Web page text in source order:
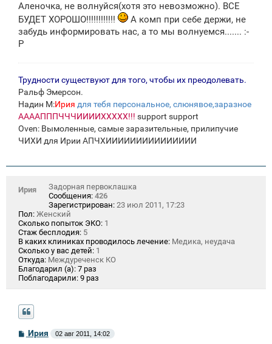
б
щ
е
н
Аленочка, не волнуйся(хотя это невозможно). ВСЕ
БУДЕТ ХОРОШО!!!!!!!!!!!!
А комп при себе держи, не
забудь информировать нас, а то мы волнуемся....... :-
P
Трудности существуют для того, чтобы их преодолевать.
Ральф Эмерсон.
Надин М:Ирия для тебя персональное, слюнявое,заразное
ААААПППЧЧЧИИИИХХХХХ!!! support support
Oven: Вымоленные, самые заразительные, прилипучие
ЧИХИ для Ирии АПЧХИИИИИИИИИИИИИИИ
Ирия
Задорная первоклашка
Сообщения: 426
Зарегистрирован: 23 июл 2011, 17:23
Пол: Женский
Сколько попыток ЭКО: 1
Стаж бесплодия: 5
В каких клиниках проводилось лечение: Медика, неудача
Сколько у вас детей: 1
Откуда: Междуреченск КО
Благодарил (а): 7 раз
Поблагодарили: 9 раз
СИрия 02 авг 2011, 14:02